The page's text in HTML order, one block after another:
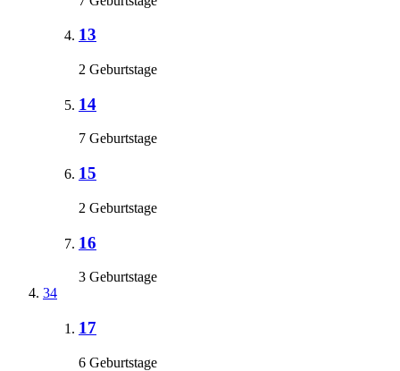
13
2 Geburtstage
14
7 Geburtstage
15
2 Geburtstage
16
3 Geburtstage
34
17
6 Geburtstage